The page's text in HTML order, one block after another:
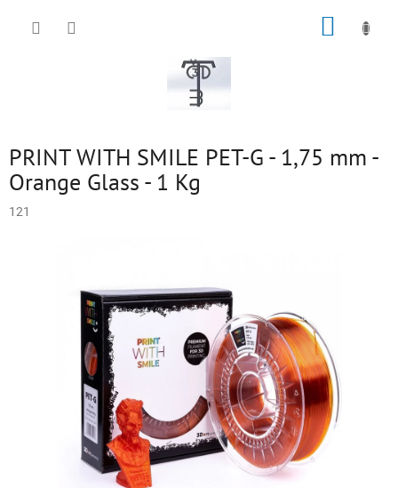
PRINT WITH SMILE PET-G - 1,75 mm -
Orange Glass - 1 Kg
121